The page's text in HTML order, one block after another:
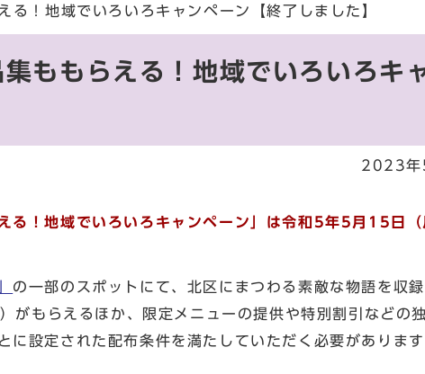
る！地域でいろいろキャンペーン【終了しました】
ももらえる！地域でいろいろキ
2023年
！地域でいろいろキャンペーン」は令和5年5月15日（
の一部のスポットにて、北区にまつわる素敵な物語を収
がもらえるほか、限定メニューの提供や特別割引などの
設定された配布条件を満たしていただく必要があります